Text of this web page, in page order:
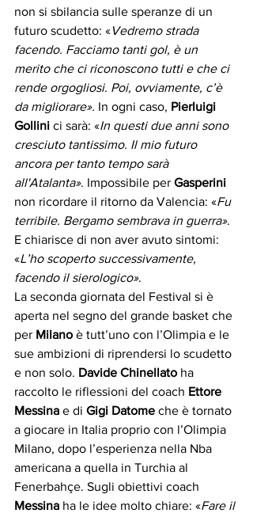
non si sbilancia sulle speranze di un
futuro scudetto: «Vedremo strada
facendo. Facciamo tanti gol, è un
merito che ci riconoscono tutti e che ci
rende orgogliosi. Poi, ovviamente, c’è
da migliorare». In ogni caso, Pierluigi
Gollini ci sarà: «In questi due anni sono
cresciuto tantissimo. Il mio futuro
ancora per tanto tempo sarà
all'Atalanta». Impossibile per Gasperini
non ricordare il ritorno da Valencia: «Fu
terribile. Bergamo sembrava in guerra».
E chiarisce di non aver avuto sintomi:
«L’ho scoperto successivamente,
facendo il sierologico».
La seconda giornata del Festival si è
aperta nel segno del grande basket che
per Milano è tutt’uno con l’Olimpia e le
sue ambizioni di riprendersi lo scudetto
e non solo. Davide Chinellato ha
raccolto le riflessioni del coach Ettore
Messina e di Gigi Datome che è tornato
a giocare in Italia proprio con l’Olimpia
Milano, dopo l’esperienza nella Nba
americana a quella in Turchia al
Fenerbahçe. Sugli obiettivi coach
Messina ha le idee molto chiare: «Fare il